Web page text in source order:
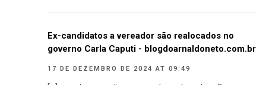
Ex-candidatos a vereador são realocados no
governo Carla Caputi - blogdoarnaldoneto.com.br
17 DE DEZEMBRO DE 2024 AT 09:49